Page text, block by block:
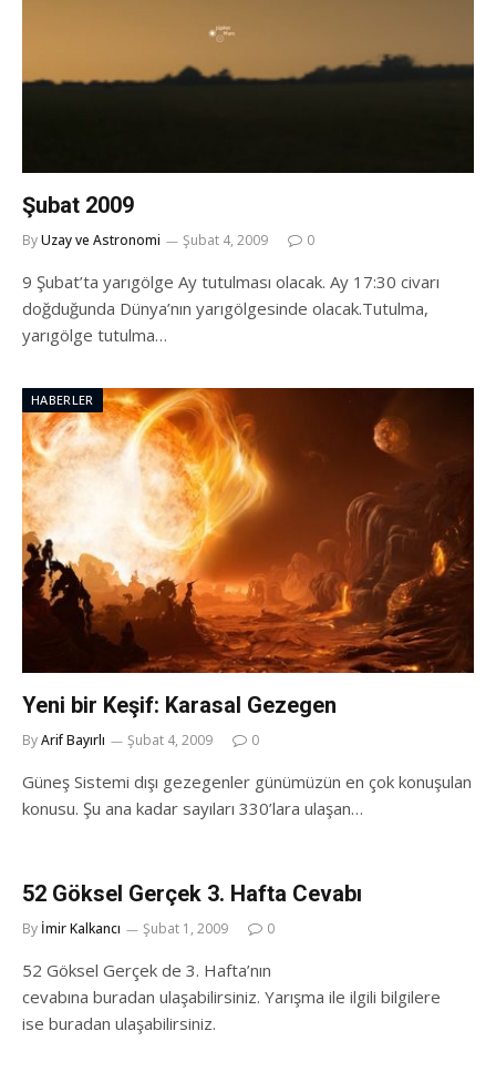
Şubat 2009
ByUzay ve Astronomi Şubat 4, 2009 0
9 Şubat’ta yarıgölge Ay tutulması olacak. Ay 17:30 civarı
doğduğunda Dünya’nın yarıgölgesinde olacak.Tutulma,
yarıgölge tutulma…
HABERLER
Yeni bir Keşif: Karasal Gezegen
ByArif Bayırlı Şubat 4, 2009 0
Güneş Sistemi dışı gezegenler günümüzün en çok konuşulan
konusu. Şu ana kadar sayıları 330’lara ulaşan…
52 Göksel Gerçek 3. Hafta Cevabı
By İmir Kalkancı Şubat 1, 2009 0
52 Göksel Gerçek de 3. Hafta’nın
cevabına buradan ulaşabilirsiniz. Yarışma ile ilgili bilgilere
ise buradan ulaşabilirsiniz.